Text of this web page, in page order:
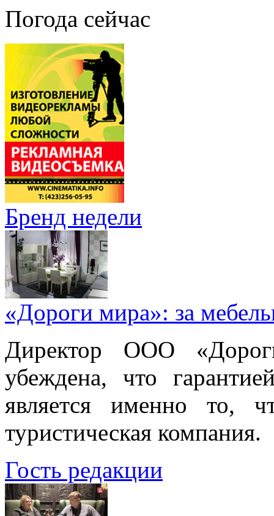
Погода сейчас
Бренд недели
«Дороги мира»: за
Директор ООО
убеждена, что
является именно то,
туристическая компания.
Гость редакции